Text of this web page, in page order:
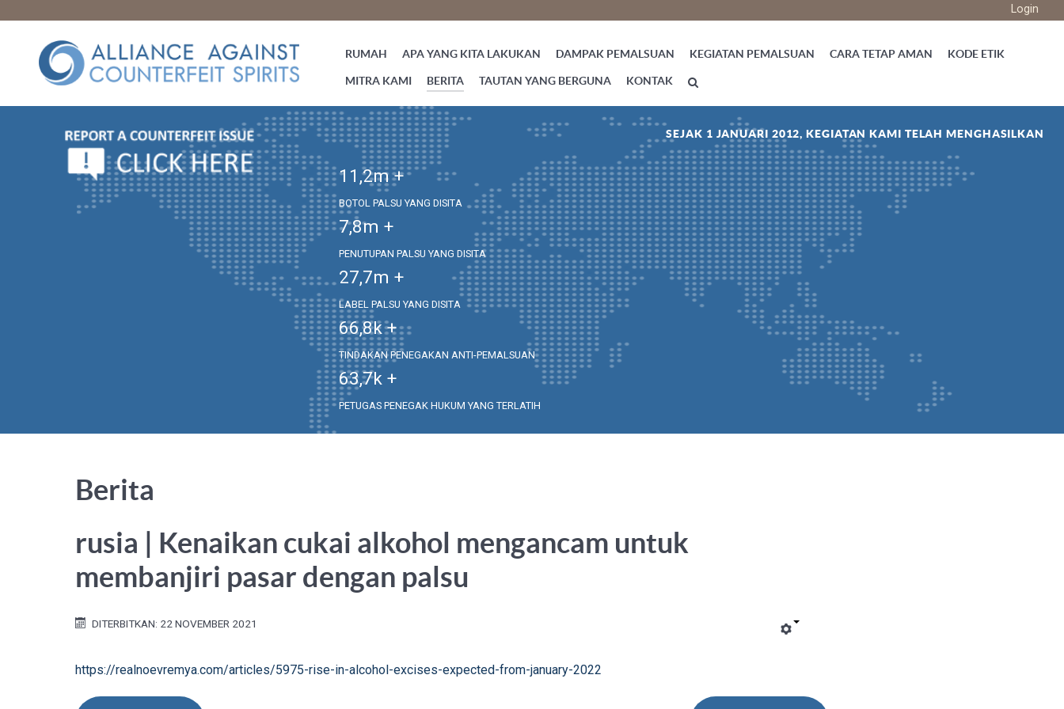
Login
RUMAH APA YANG KITA LAKUKAN DAMPAK PEMALSUAN KEGIATAN PEMALSUAN CARA TETAP AMAN KODE ETIK
MITRA KAMI BERITA TAUTAN YANG BERGUNA KONTAK
SEJAK 1 JANUARI 2012, KEGIATAN KAMI TELAH MENGHASILKAN
11,2m +
BOTOL PALSU YANG DISITA
7,8m +
PENUTUPAN PALSU YANG DISITA
27,7m +
LABEL PALSU YANG DISITA
66,8k +
TINDAKAN PENEGAKAN ANTI-PEMALSUAN
63,7k +
PETUGAS PENEGAK HUKUM YANG TERLATIH
Berita
rusia | Kenaikan cukai alkohol mengancam untuk
membanjiri pasar dengan palsu
DITERBITKAN: 22 NOVEMBER 2021
https://realnoevremya.com/articles/5975-rise-in-alcohol-excises-expected-from-january-2022